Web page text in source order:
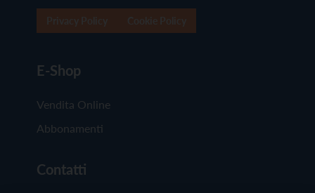
E-Shop
Vendita Online
Abbonamenti
Contatti